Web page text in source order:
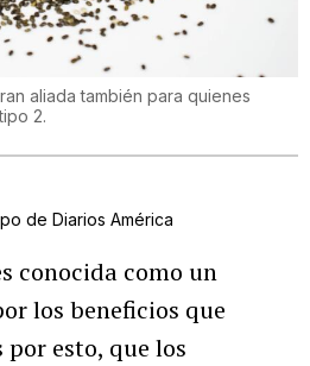
aliada también para quienes
2.
de Diarios América
conocida como un
los beneficios que
por esto, que los